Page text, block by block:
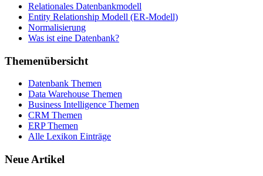
Relationales Datenbankmodell
Entity Relationship Modell (ER-Modell)
Normalisierung
Was ist eine Datenbank?
Themenübersicht
Datenbank Themen
Data Warehouse Themen
Business Intelligence Themen
CRM Themen
ERP Themen
Alle Lexikon Einträge
Neue Artikel